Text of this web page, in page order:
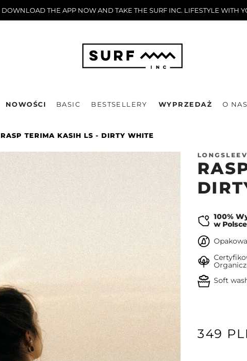
DOWNLOAD THE APP NOW AND TAKE THE SURF INC. LIFESTYLE WITH
NOWOŚCI BASIC BESTSELLERY WYPRZEDAŻ O NAS
RASP TERIMA KASIH LS - DIRTY WHITE
100%
w Polsce
Soft
349